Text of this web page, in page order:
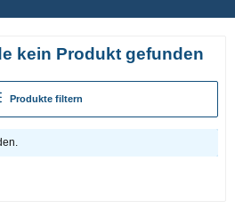
kein Produkt gefunden
Produkte filtern